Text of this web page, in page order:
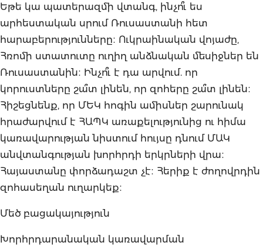
Եթե կա պատերազմի վտանգ, ինչո՞ւ ես
արհեստական սրում Ռուսաստանի հետ
հարաբերությունները։ Ուկրաինական վոյաժը,
Հռոմի ստատուտը ուղիղ անձնական մեսիջներ են
Ռուսաստանին։ Ինչո՞ւ է դա արվում. որ
կորուստները շա՞տ լինեն, որ զոհերը շա՞տ լինեն։
Հիշեցնենք, որ ՄԵԿ հոգին ամիսներ շարունակ
հրաժարվում է ՀԱՊԿ առաքելությունից ու հիմա
կառավարության նիստում հույսը դնում ՄԱԿ
անվտանգության խորհրդի երկրների վրա։
Հայաստանը փորձադաշտ չէ։ Հերիք է ժողովրդին
զոհասեղան ուղարկեք։
Մեծ բացակայություն
Խորհրդարանական կառավարման